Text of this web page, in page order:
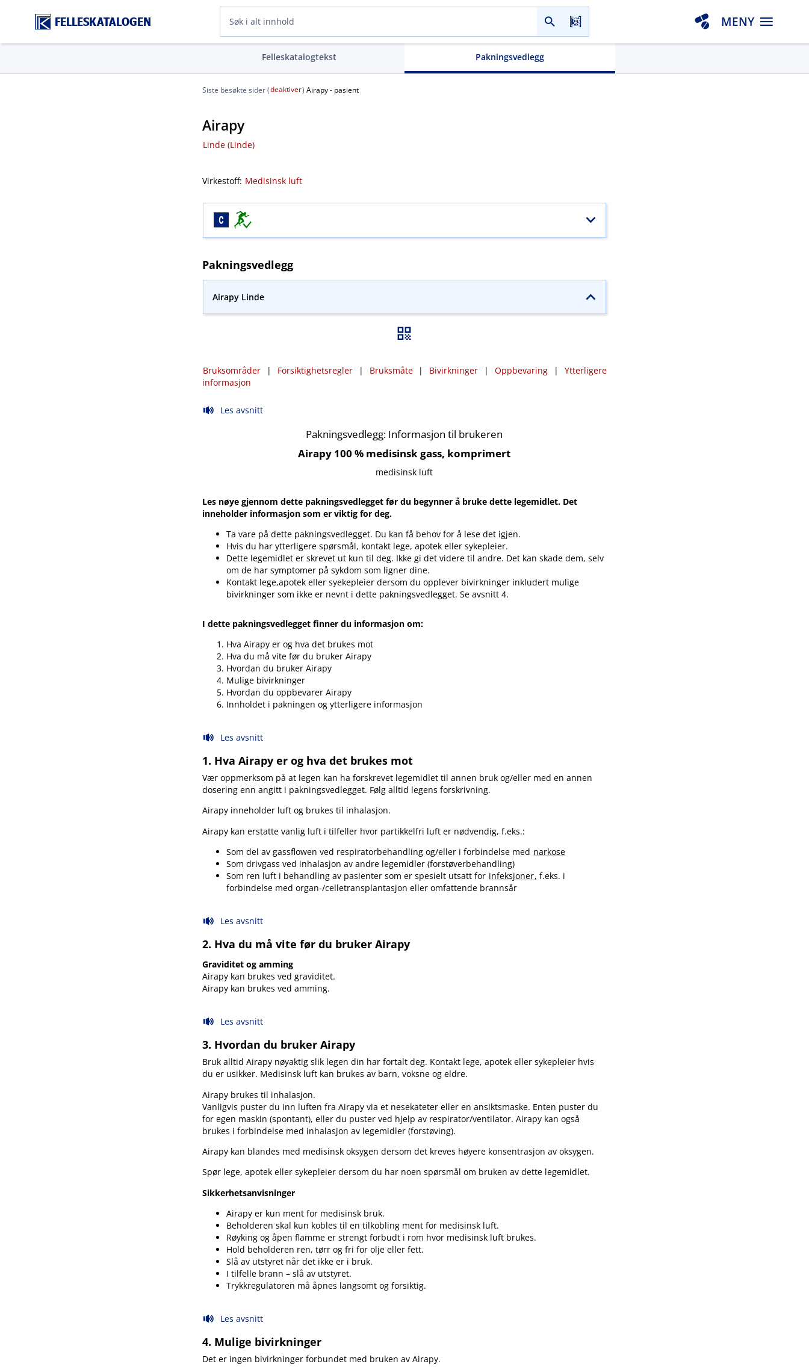
FELLESKATALOGEN MENY
Felleskatalogtekst Pakningsvedlegg
Siste besøkte sider (deaktiver) Airapy - pasient
Airapy
Linde (Linde)
Virkestoff: Medisinsk luft
Pakningsvedlegg
Airapy Linde
Bruksområder | Forsiktighetsregler | Bruksmåte | Bivirkninger | Oppbevaring | Ytterligere
informasjon
Les avsnitt
Pakningsvedlegg: Informasjon til brukeren
Airapy 100 % medisinsk gass, komprimert
medisinsk luft
Les nøye gjennom dette pakningsvedlegget før du begynner å bruke dette legemidlet. Det
inneholder informasjon som er viktig for deg.
Ta vare på dette pakningsvedlegget. Du kan få behov for å lese det igjen.
Hvis du har ytterligere spørsmål, kontakt lege, apotek eller sykepleier.
Dette legemidlet er skrevet ut kun til deg. Ikke gi det videre til andre. Det kan skade dem, selv
om de har symptomer på sykdom som ligner dine.
Kontakt lege,apotek eller syekepleier dersom du opplever bivirkninger inkludert mulige
bivirkninger som ikke er nevnt i dette pakningsvedlegget. Se avsnitt 4.
I dette pakningsvedlegget finner du informasjon om:
Hva Airapy er og hva det brukes mot
Hva du må vite før du bruker Airapy
Hvordan du bruker Airapy
Mulige bivirkninger
Hvordan du oppbevarer Airapy
Innholdet i pakningen og ytterligere informasjon
Les avsnitt
1. Hva Airapy er og hva det brukes mot
Vær oppmerksom på at legen kan ha forskrevet legemidlet til annen bruk og​/​eller med en annen
dosering enn angitt i pakningsvedlegget. Følg alltid legens forskrivning.
Airapy inneholder luft og brukes til inhalasjon.
Airapy kan erstatte vanlig luft i tilfeller hvor partikkelfri luft er nødvendig, f.eks.:
Som del av gassflowen ved respiratorbehandling og​/​eller i forbindelse med narkose
Som drivgass ved inhalasjon av andre legemidler (forstøverbehandling)
Som ren luft i behandling av pasienter som er spesielt utsatt for infeksjoner, f.eks. i
forbindelse med organ-​/​celletransplantasjon eller omfattende brannsår
Les avsnitt
2. Hva du må vite før du bruker Airapy
Graviditet og amming
Airapy kan brukes ved graviditet.
Airapy kan brukes ved amming.
Les avsnitt
3. Hvordan du bruker Airapy
Bruk alltid Airapy nøyaktig slik legen din har fortalt deg. Kontakt lege, apotek eller sykepleier hvis
du er usikker. Medisinsk luft kan brukes av barn, voksne og eldre.
Airapy brukes til inhalasjon.
Vanligvis puster du inn luften fra Airapy via et nesekateter eller en ansiktsmaske. Enten puster du
for egen maskin (spontant), eller du puster ved hjelp av respirator​/​ventilator. Airapy kan også
brukes i forbindelse med inhalasjon av legemidler (forstøving).
Airapy kan blandes med medisinsk oksygen dersom det kreves høyere konsentrasjon av oksygen.
Spør lege, apotek eller sykepleier dersom du har noen spørsmål om bruken av dette legemidlet.
Sikkerhetsanvisninger
Airapy er kun ment for medisinsk bruk.
Beholderen skal kun kobles til en tilkobling ment for medisinsk luft.
Røyking og åpen flamme er strengt forbudt i rom hvor medisinsk luft brukes.
Hold beholderen ren, tørr og fri for olje eller fett.
Slå av utstyret når det ikke er i bruk.
I tilfelle brann – slå av utstyret.
Trykkregulatoren må åpnes langsomt og forsiktig.
Les avsnitt
4. Mulige bivirkninger
Det er ingen bivirkninger forbundet med bruken av Airapy.